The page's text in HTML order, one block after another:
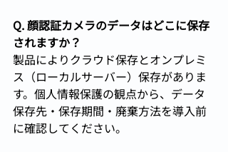
Q. 顔認証カメラのデータはどこに保存
されますか？
製品によりクラウド保存とオンプレミ
ス（ローカルサーバー）保存がありま
す。個人情報保護の観点から、データ
保存先・保存期間・廃棄方法を導入前
に確認してください。